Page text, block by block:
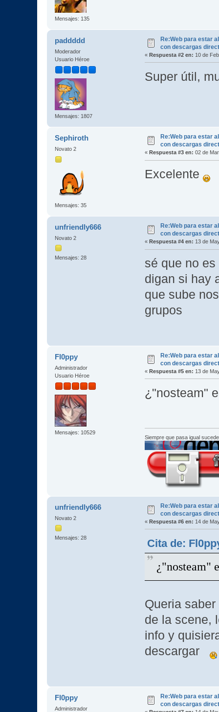
Mensajes: 135
paddddd
Moderador
Usuario Héroe
Mensajes: 1807
Re:Web para estar
con descargas
« Respuesta #2 en: 10 de
Super útil,
Sephiroth
Novato 2
Mensajes: 35
Re:Web para estar
con descargas
« Respuesta #3 en: 02 de
Excelente
unfriendly666
Novato 2
Mensajes: 28
Re:Web para estar
con descargas
« Respuesta #4 en: 13 de
sé que no
digan si hay
que sube
grupos
Fl0ppy
Administrador
Usuario Héroe
Mensajes: 10529
Re:Web para estar
con descargas
« Respuesta #5 en: 13 de
¿"nosteam"
Siempre que pasa igual
unfriendly666
Novato 2
Mensajes: 28
Re:Web para estar
con descargas
« Respuesta #6 en: 14 de
Cita de:
¿"nosteam"
Queria
de la scene,
info y
descargar
Fl0ppy
Administrador
Re:Web para estar
con descargas